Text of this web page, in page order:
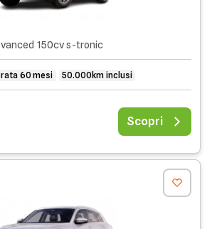
150cv s-tronic
60 mesi 50.000km inclusi
Scopri